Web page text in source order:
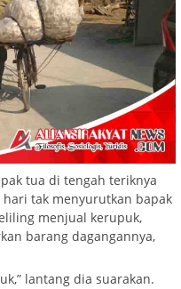
tua di tengah teriknya
tak menyurutkan bapak
menjual kerupuk,
barang dagangannya,
lantang dia suarakan.